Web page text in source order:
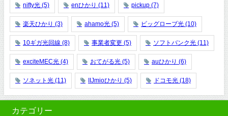
nifty光 (5) enひかり (11) pickup (7)
楽天ひかり (3) ahamo光 (5) ビッグローブ光 (10)
10ギガ光回線 (8) 事業者変更 (5) ソフトバンク光 (11)
exciteMEC光 (4) おてがる光 (5) auひかり (6)
ソネット光 (11) IIJmioひかり (5) ドコモ光 (18)
カテゴリー